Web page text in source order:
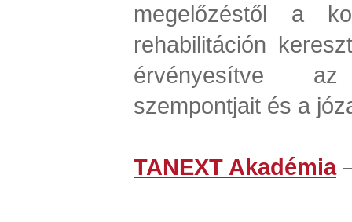
megelőzéstől a
rehabilitáción
érvényesítve az
szempontjait és a
TANEXT Akadémia